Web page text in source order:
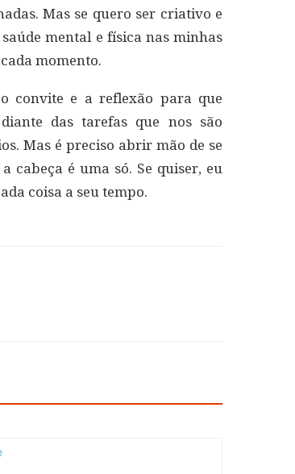
Mas se quero ser criativo e
mental e física nas minhas
momento.
convite e a reflexão para que
das tarefas que nos são
Mas é preciso abrir mão de se
cabeça é uma só. Se quiser, eu
coisa a seu tempo.